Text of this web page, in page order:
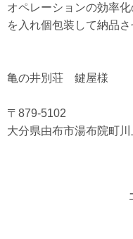
オペレーションの効率
を入れ個包装して納品さ
亀の井別荘 鍵屋様
〒879-5102
大分県由布市湯布院町